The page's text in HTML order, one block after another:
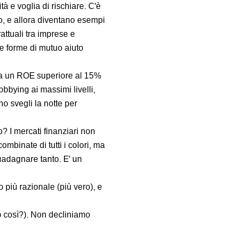
e voglia di rischiare. C'è
e allora diventano esempi
tra imprese e
forme di mutuo aiuto
un ROE superiore al 15%
ai massimi livelli,
svegli la notte per
I mercati finanziari non
di tutti i colori, ma
tanto. E' un
più razionale (più vero), e
così?). Non decliniamo